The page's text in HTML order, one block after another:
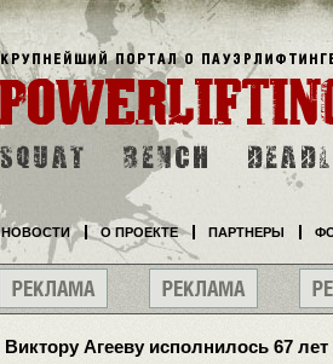
Виктору Агееву исполнилось 67 лет
НОВОСТИ О ПРОЕКТЕ ПАРТНЕРЫ